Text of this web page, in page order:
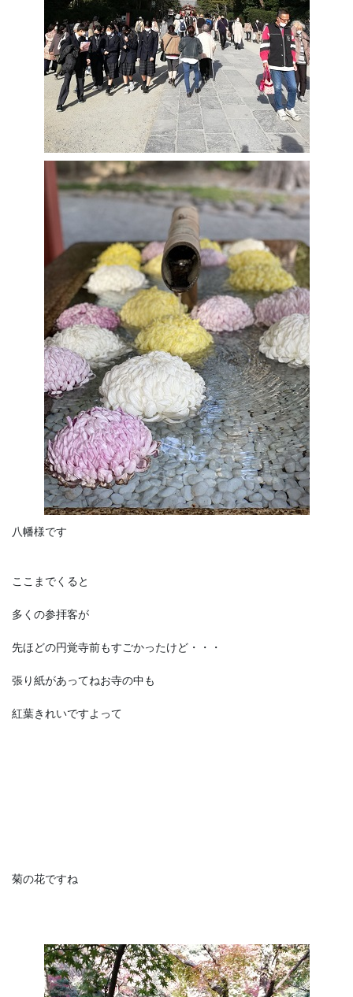
八幡様です
ここまでくると
多くの参拝客が
先ほどの円覚寺前もすごかったけど・・・
張り紙があってねお寺の中も
紅葉きれいですよって
菊の花ですね